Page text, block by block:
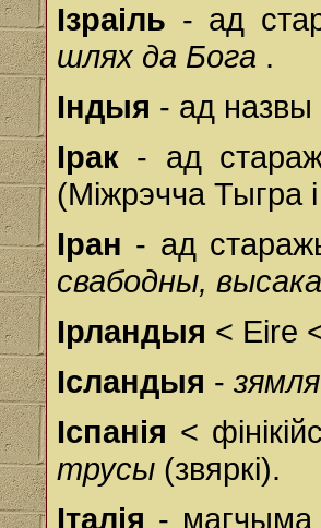
Ізраіль - ад
шлях да Бога .
Індыя - ад назвы
Ірак - ад
(Міжрэчча Тыгра
Іран - ад
свабодны,
Ірландыя < Eire
Ісландыя -
Іспанія <
трусы (звяркі).
Італія -